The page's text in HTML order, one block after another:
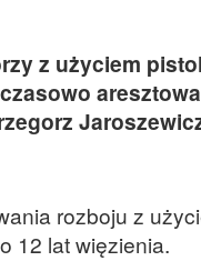
z użyciem
rozboju z
12 lat więzienia.